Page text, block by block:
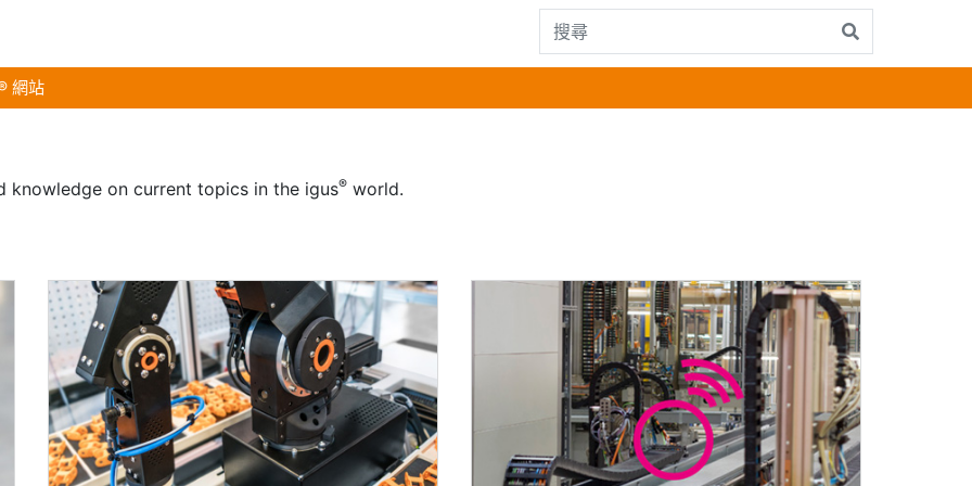
網站
on current topics in the igus® world.